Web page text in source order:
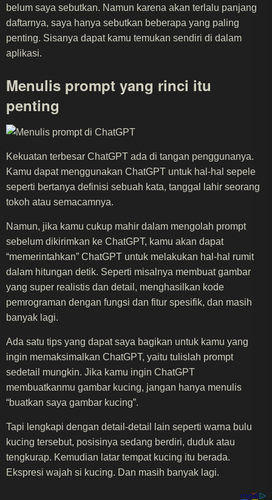
belum saya sebutkan. Namun karena akan terlalu panjang
daftarnya, saya hanya sebutkan beberapa yang paling
penting. Sisanya dapat kamu temukan sendiri di dalam
aplikasi.
Menulis prompt yang rinci itu
penting
Kekuatan terbesar ChatGPT ada di tangan penggunanya.
Kamu dapat menggunakan ChatGPT untuk hal-hal sepele
seperti bertanya definisi sebuah kata, tanggal lahir seorang
tokoh atau semacamnya.
Namun, jika kamu cukup mahir dalam mengolah prompt
sebelum dikirimkan ke ChatGPT, kamu akan dapat
“memerintahkan” ChatGPT untuk melakukan hal-hal rumit
dalam hitungan detik. Seperti misalnya membuat gambar
yang super realistis dan detail, menghasilkan kode
pemrograman dengan fungsi dan fitur spesifik, dan masih
banyak lagi.
Ada satu tips yang dapat saya bagikan untuk kamu yang
ingin memaksimalkan ChatGPT, yaitu tulislah prompt
sedetail mungkin. Jika kamu ingin ChatGPT
membuatkanmu gambar kucing, jangan hanya menulis
“buatkan saya gambar kucing”.
Tapi lengkapi dengan detail-detail lain seperti warna bulu
kucing tersebut, posisinya sedang berdiri, duduk atau
tengkurap. Kemudian latar tempat kucing itu berada.
Ekspresi wajah si kucing. Dan masih banyak lagi.